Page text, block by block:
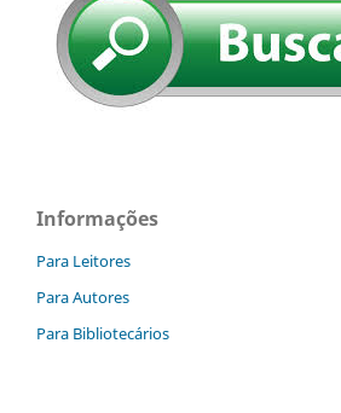
Informações
Para Leitores
Para Autores
Para Bibliotecários